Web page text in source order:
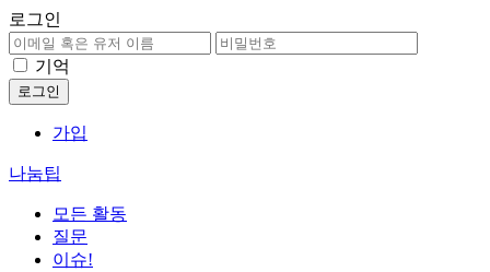
로그인
기억
가입
나눔팁
모든 활동
질문
이슈!